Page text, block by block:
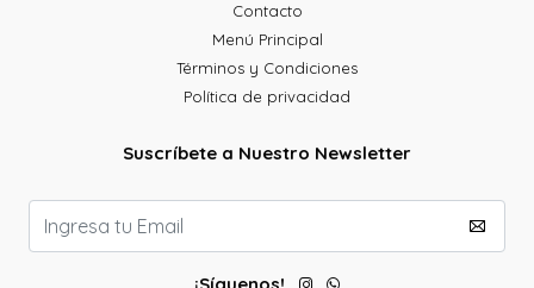
Contacto
Menú Principal
Términos y Condiciones
Política de privacidad
Suscríbete a Nuestro Newsletter